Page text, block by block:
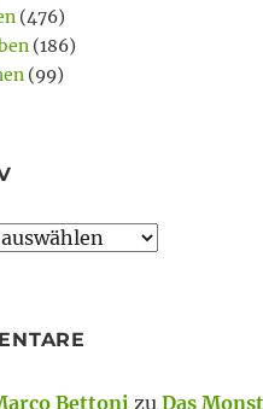
(476)
(186)
(99)
BettonizuDas